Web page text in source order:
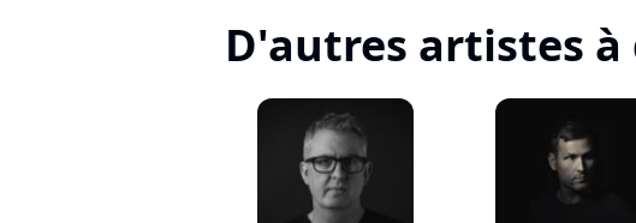
D'autres artistes